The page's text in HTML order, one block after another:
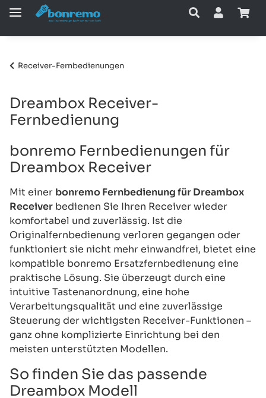
Receiver-Fernbedienungen
Dreambox Receiver-
Fernbedienung
bonremo Fernbedienungen für
Dreambox Receiver
Mit einer bonremo Fernbedienung für Dreambox
Receiver bedienen Sie Ihren Receiver wieder
komfortabel und zuverlässig. Ist die
Originalfernbedienung verloren gegangen oder
funktioniert sie nicht mehr einwandfrei, bietet eine
kompatible bonremo Ersatzfernbedienung eine
praktische Lösung. Sie überzeugt durch eine
intuitive Tastenanordnung, eine hohe
Verarbeitungsqualität und eine zuverlässige
Steuerung der wichtigsten Receiver-Funktionen –
ganz ohne komplizierte Einrichtung bei den
meisten unterstützten Modellen.
So finden Sie das passende
Dreambox Modell